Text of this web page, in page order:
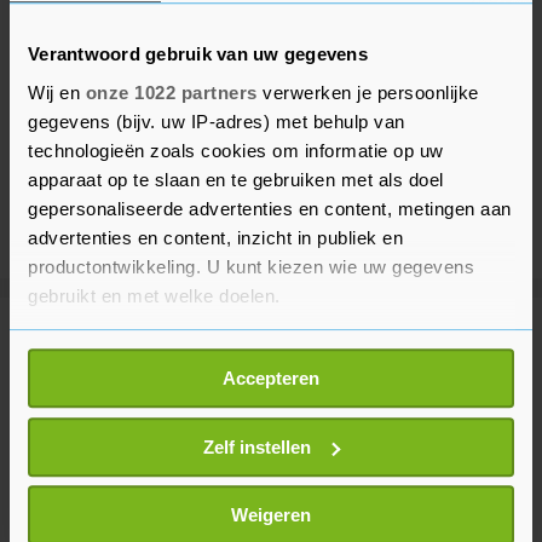
Verantwoord gebruik van uw gegevens
Wij en onze 1022 partners verwerken je persoonlijke
gegevens (bijv. uw IP-adres) met behulp van
technologieën zoals cookies om informatie op uw
apparaat op te slaan en te gebruiken met als doel
gepersonaliseerde advertenties en content, metingen aan
advertenties en content, inzicht in publiek en
productontwikkeling. U kunt kiezen wie uw gegevens
gebruikt en met welke doelen.
Als u het toestaat, willen we ook graag:
Informatie verzamelen over uw geografische
locatie, die tot een paar meter nauwkeurig kan zijn
Uw apparaat identificeren door het actief te
scannen op specifieke eigenschappen (fingerprinting)
Lees meer over hoe uw persoonlijke gegevens worden
verwerkt en stel uw voorkeuren in het
Accepteren
Zelf instellen
Weigeren
Meer uit Buitenland
EU biedt Colombia hulp aan bij
reddingswerk na aardbeving
15 minuten geleden